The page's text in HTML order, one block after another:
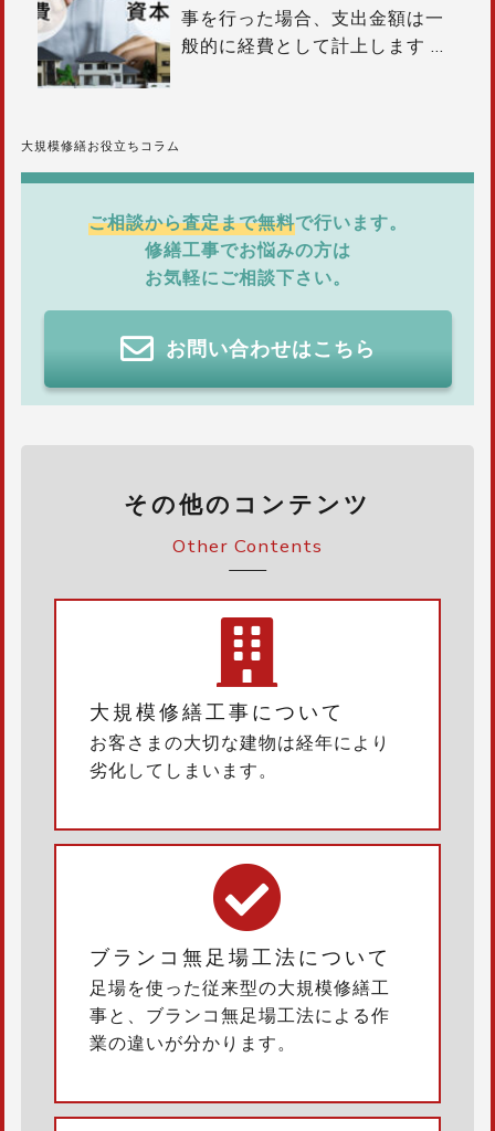
事を行った場合、支出金額は一
般的に経費として計上します …
大規模修繕お役立ちコラム
ご相談から査定まで無料で行います。
修繕工事でお悩みの方は
お気軽にご相談下さい。
お問い合わせはこちら
その他のコンテンツ
Other Contents
大規模修繕工事について
お客さまの大切な建物は経年により
劣化してしまいます。
ブランコ無足場工法について
足場を使った従来型の大規模修繕工
事と、ブランコ無足場工法による作
業の違いが分かります。